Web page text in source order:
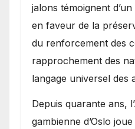
jalons témoignent
en faveur de la
du renforcement des
rapprochement des
langage universel des
​Depuis quarante ans,
gambienne d’Oslo